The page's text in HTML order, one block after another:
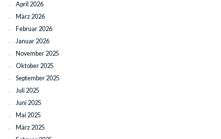
April 2026
März 2026
Februar 2026
Januar 2026
November 2025
Oktober 2025
September 2025
Juli 2025
Juni 2025
Mai 2025
März 2025